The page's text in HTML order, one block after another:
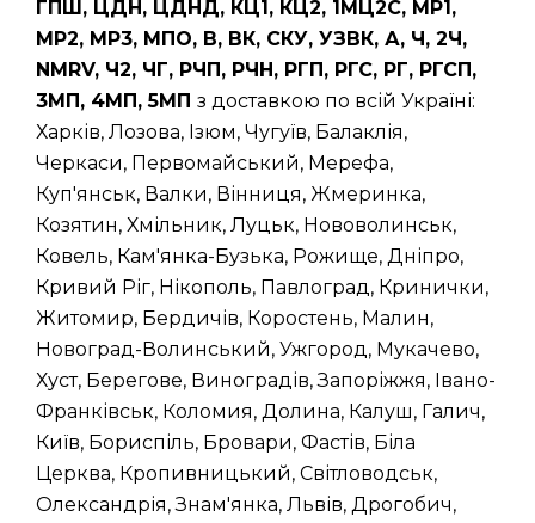
ГПШ, ЦДН, ЦДНД, КЦ1, КЦ2, 1МЦ2С, МР1,
МР2, МР3, МПО, В, ВК, СКУ, УЗВК, А, Ч, 2Ч,
NMRV, Ч2, ЧГ, РЧП, РЧН, РГП, РГС, РГ, РГСП,
3МП, 4МП, 5МП з доставкою по всій Україні:
Харків, Лозова, Ізюм, Чугуїв, Балаклія,
Черкаси, Первомайський, Мерефа,
Куп'янськ, Валки, Вінниця, Жмеринка,
Козятин, Хмільник, Луцьк, Нововолинськ,
Ковель, Кам'янка-Бузька, Рожище, Дніпро,
Кривий Ріг, Нікополь, Павлоград, Кринички,
Житомир, Бердичів, Коростень, Малин,
Новоград-Волинський, Ужгород, Мукачево,
Хуст, Берегове, Виноградів, Запоріжжя, Івано-
Франківськ, Коломия, Долина, Калуш, Галич,
Київ, Бориспіль, Бровари, Фастів, Біла
Церква, Кропивницький, Світловодськ,
Олександрія, Знам'янка, Львів, Дрогобич,